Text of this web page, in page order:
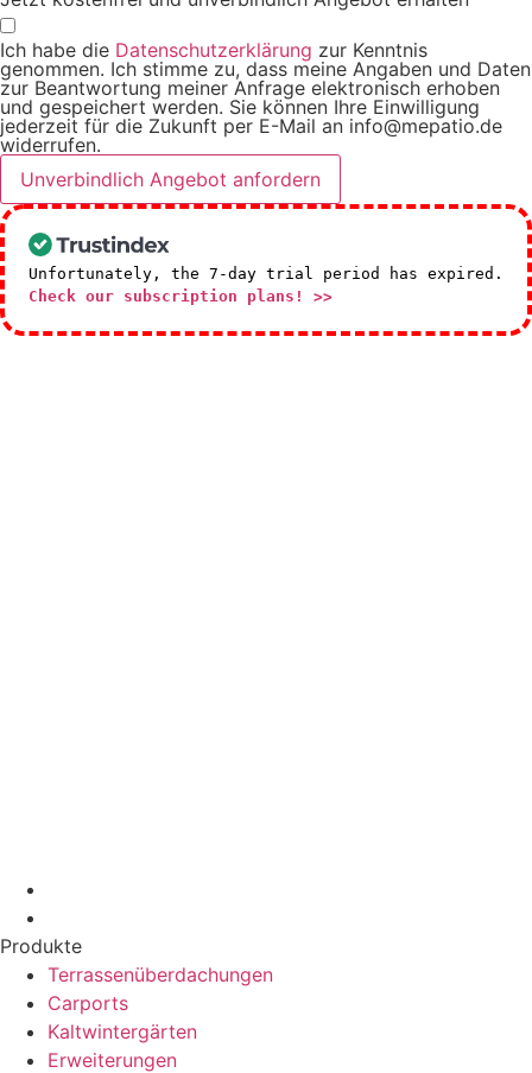
Ich habe die Datenschutzerklärung zur Kenntnis
genommen. Ich stimme zu, dass meine Angaben und Daten
zur Beantwortung meiner Anfrage elektronisch erhoben
und gespeichert werden. Sie können Ihre Einwilligung
jederzeit für die Zukunft per E-Mail an info@mepatio.de
widerrufen.
Unverbindlich Angebot anfordern
Unfortunately, the 7-day trial period has expired.
Check our subscription plans! >>
Produkte
Terrassenüberdachungen
Carports
Kaltwintergärten
Erweiterungen